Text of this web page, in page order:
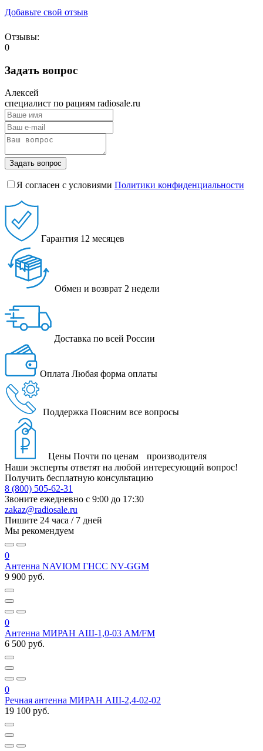
Добавьте свой отзыв
Отзывы:
0
Задать вопрос
Алексей
специалист по рациям radiosale.ru
Задать вопрос
Я согласен с условиями Политики конфиденциальности
Гарантия 12 месяцев
Обмен и возврат 2 недели
Доставка по всей России
Оплата Любая форма оплаты
Поддержка Поясним все вопросы
Цены Почти по ценам производителя
Наши эксперты ответят на любой интересующий вопрос!
Получить бесплатную консультацию
8 (800) 505-62-31
Звоните ежедневно с 9:00 до 17:30
zakaz@radiosale.ru
Пишите 24 часа / 7 дней
Мы рекомендуем
0
Антенна NAVIOM ГНСС NV-GGM
9 900 руб.
0
Антенна МИРАН АШ-1,0-03 AM/FM
6 500 руб.
0
Речная антенна МИРАН АШ-2,4-02-02
19 100 руб.